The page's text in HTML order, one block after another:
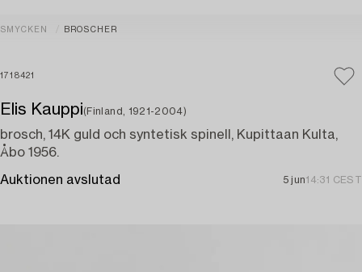
SMYCKEN BROSCHER
1718421
Elis Kauppi(Finland, 1921-2004)
brosch, 14K guld och syntetisk spinell, Kupittaan Kulta,
Åbo 1956.
Auktionen avslutad 5 jun14:31 CEST